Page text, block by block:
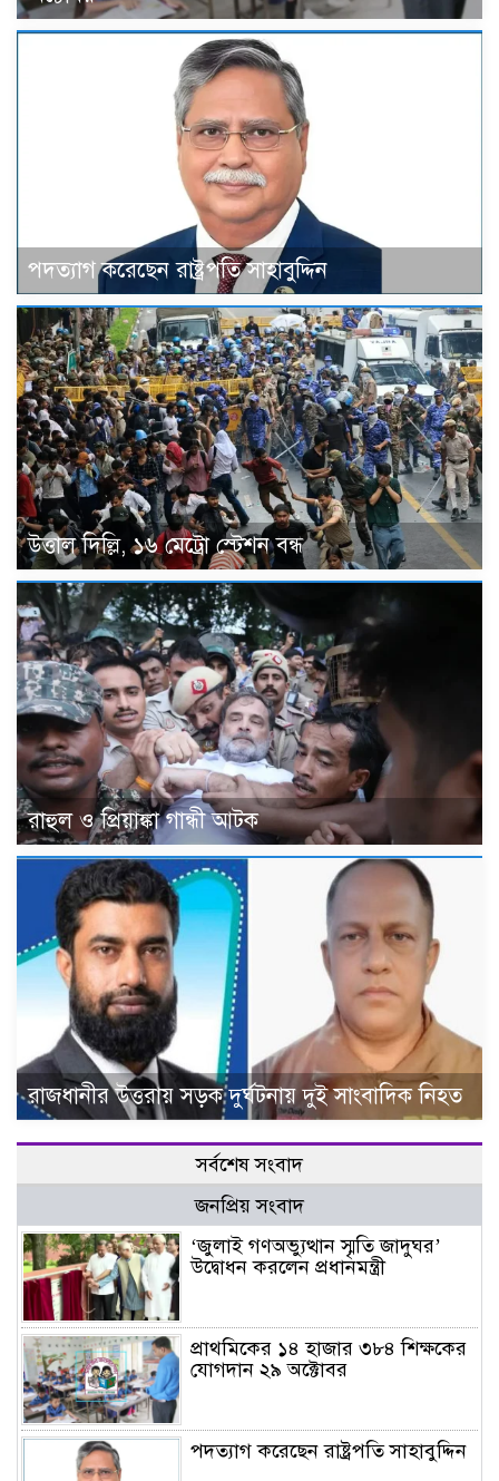
পদত্যাগ করেছেন রাষ্ট্রপতি সাহাবুদ্দিন
উত্তাল দিল্লি, ১৬ মেট্রো স্টেশন বন্ধ
রাহুল ও প্রিয়াঙ্কা গান্ধী আটক
রাজধানীর উত্তরায় সড়ক দুর্ঘটনায় দুই সাংবাদিক নিহত
সর্বশেষ সংবাদ
জনপ্রিয় সংবাদ
‘জুলাই গণঅভ্যুত্থান স্মৃতি জাদুঘর’
উদ্বোধন করলেন প্রধানমন্ত্রী
প্রাথমিকের ১৪ হাজার ৩৮৪ শিক্ষকের
যোগদান ২৯ অক্টোবর
পদত্যাগ করেছেন রাষ্ট্রপতি সাহাবুদ্দিন